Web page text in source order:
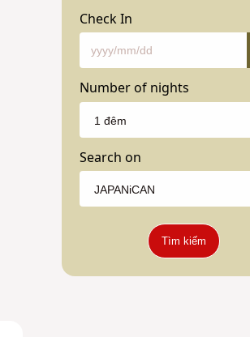
Check In
Number of nights
Search on
Tìm kiếm